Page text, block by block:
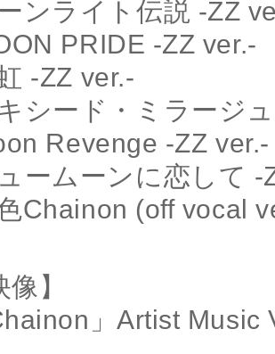
ンライト伝説 -ZZ
PRIDE -ZZ ver.-
-ZZ ver.-
シード・ミラージ
Revenge -ZZ ver.-
ームーンに恋して -
Chainon (off vocal
像】
」Artist Music